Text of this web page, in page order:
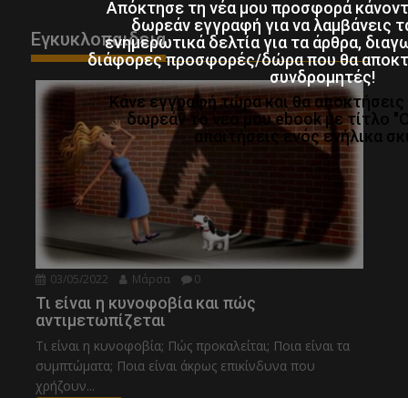
Εγκυκλοπαιδεια
03/05/2022 Μάρσα 0
Τι είναι η κυνοφοβία και πώς
αντιμετωπίζεται
Τι είναι η κυνοφοβία; Πώς προκαλείται; Ποια είναι τα
συμπτώματα; Ποια είναι άκρως επικίνδυνα που
χρήζουν...
Απόκτησε τη νέα μου προσφορά
δωρεάν εγγραφή για να λαμβάνεις
ενημερωτικά δελτία για τα άρθρα,
διάφορες προσφορές/δώρα που θα
συνδρομητές!
Κάνε εγγραφή τώρα και θα
δωρεάν το νέο μου ebook με τίτλο
απαιτήσεις ενός ενήλικα